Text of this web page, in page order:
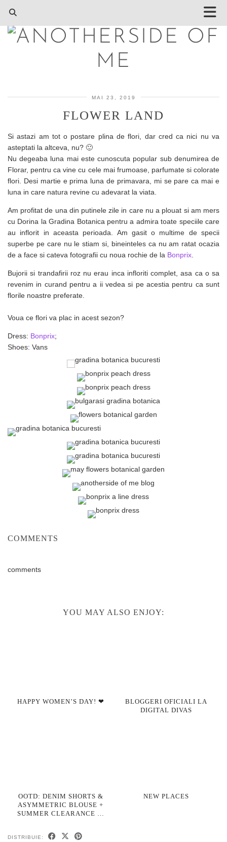
MAI 23, 2019
FLOWER LAND
Si astazi am tot o postare plina de flori, dar cred ca nici nu va
asteptati la altceva, nu? 🙂
Nu degeaba luna mai este cunoscuta popular sub denumirea de
Florar, pentru ca vine cu cele mai frumoase, parfumate si colorate
flori. Desi martie e prima luna de primavara, mi se pare ca mai e
luna in care natura revine cu adevarat la viata.
Am profitat de una din putinele zile in care nu a plouat si am mers
cu Dorina la Gradina Botanica pentru a admira toate speciile care
au inflorit in aceasta perioada. Am gasit o multime de specii
superbe pe care nu le stiam si, bineinteles ca nu am ratat ocazia
de a face si cateva fotografii cu noua rochie de la Bonprix
Bujorii si trandafirii roz nu erau inca infloriti complet, asa ca o sa
revenim in curand pentru a ii vedea si pe acestia pentru ca sunt
florile noastre preferate.
Voua ce flori va plac in acest sezon?
Dress: Bonprix;
Shoes: Vans
COMMENTS
comments
YOU MAY ALSO ENJOY:
HAPPY WOMEN’S DAY! ❤
BLOGGERI OFICIALI LA
DIGITAL DIVAS
OOTD: DENIM SHORTS &
ASYMMETRIC BLOUSE +
SUMMER CLEARANCE …
NEW PLACES
DISTRIBUIE: